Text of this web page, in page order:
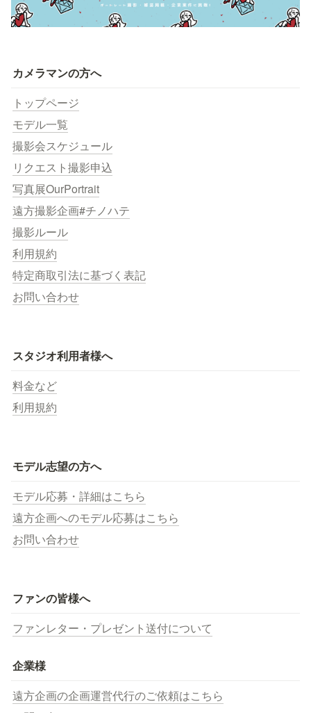
カメラマンの方へ
トップページ
モデル一覧
撮影会スケジュール
リクエスト撮影申込
写真展OurPortrait
遠方撮影企画#チノハテ
撮影ルール
利用規約
特定商取引法に基づく表記
お問い合わせ
スタジオ利用者様へ
料金など
利用規約
モデル志望の方へ
モデル応募・詳細はこちら
遠方企画へのモデル応募はこちら
お問い合わせ
ファンの皆様へ
ファンレター・プレゼント送付について
企業様
遠方企画の企画運営代行のご依頼はこちら